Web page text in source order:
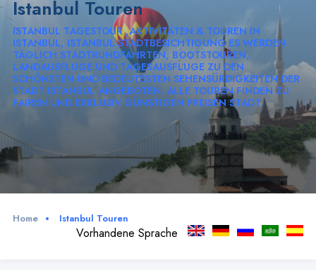
Istanbul Touren
ISTANBUL TAGESTOUR ,AKTIVITÄTEN & TOUREN IN
ISTANBUL, ISTANBUL STADTBESICHTIGUNG ES WERDEN
TÄGLICH STADTRUNDFAHRTEN, BOOTSTOUREN,
LANDAUSFLUGE UND TAGESAUSFLUGE ZU DEN
SCHÖNSTEN UND BEDEUTESTEN SEHENSÜRDIGKEITEN DER
STADT ISTANBUL ANGEBOTEN. ALLE TOUREN FINDEN ZU
FAIREN UND EXKLUSIV GÜNSTIGEN PREISEN STADT.
Home Istanbul Touren
Vorhandene Sprache